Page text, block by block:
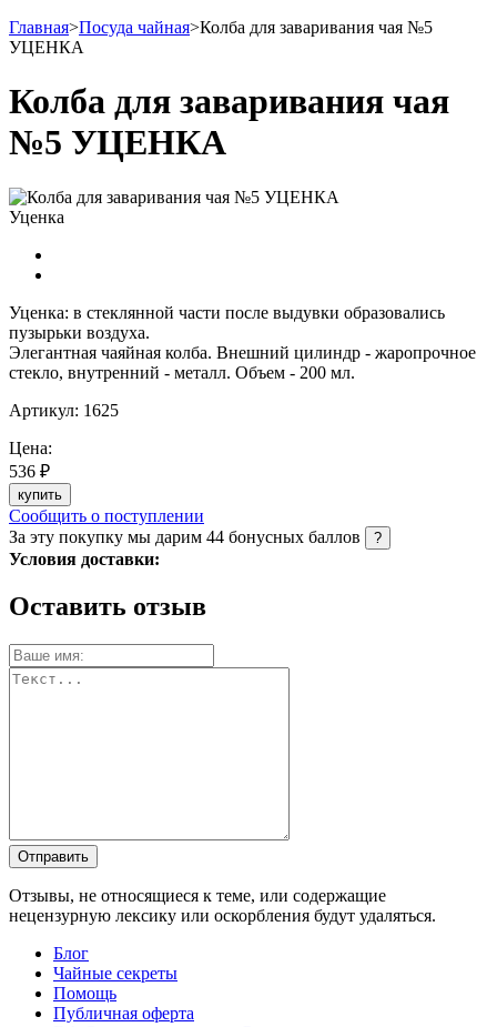
Главная>Посуда чайная>Колба для заваривания чая №5
УЦЕНКА
Колба для заваривания чая
№5 УЦЕНКА
Уценка
Уценка: в стеклянной части после выдувки образовались
пузырьки воздуха.
Элегантная чаяйная колба. Внешний цилиндр - жаропрочное
стекло, внутренний - металл. Объем - 200 мл.
Артикул: 1625
Цена:
536 ₽
купить
Сообщить о поступлении
За эту покупку мы дарим 44 бонусных баллов ?
Условия доставки:
Оставить отзыв
Отправить
Отзывы, не относящиеся к теме, или содержащие
нецензурную лексику или оскорбления будут удаляться.
Блог
Чайные секреты
Помощь
Публичная оферта